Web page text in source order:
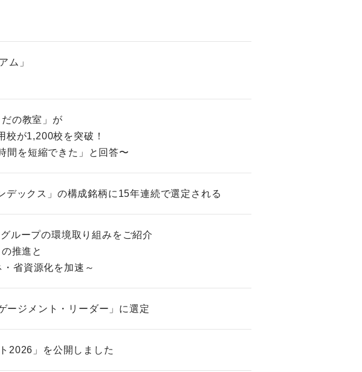
ム」
の教室」が
校が1,200校を突破！
間を短縮できた」と回答〜
ックス」の構成銘柄に15年連続で選定される
ループの環境取り組みをご紹介
推進と
省資源化を加速～
ージメント・リーダー」に選定
2026」を公開しました